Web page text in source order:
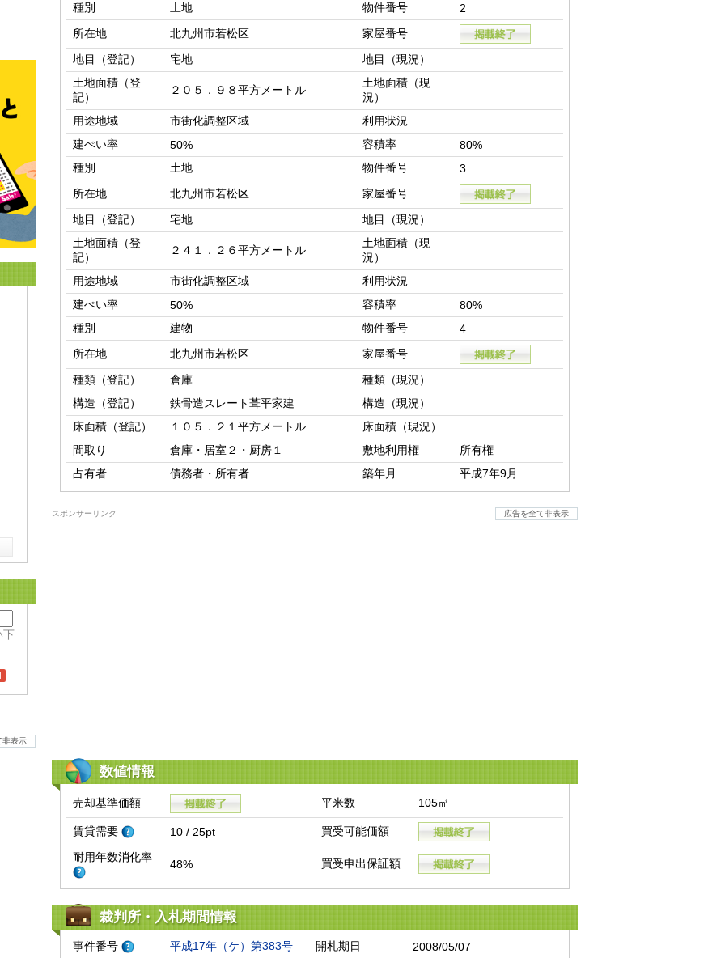
下
非表示
種別
土地 物件番号
2
所在地
北九州市若松区
家屋番号
地目（登記）
宅地
地目（現況）
土地面積（登
記）
２０５．９８平方メートル
土地面積（現
況）
用途地域
市街化調整区域
利用状況
建ぺい率
50% 容積率
80%
種別
土地 物件番号
3
所在地
北九州市若松区
家屋番号
地目（登記）
宅地
地目（現況）
土地面積（登
記）
２４１．２６平方メートル
土地面積（現
況）
用途地域
市街化調整区域
利用状況
建ぺい率
50% 容積率
80%
種別
建物 物件番号
4
所在地
北九州市若松区
家屋番号
種類（登記）
倉庫
種類（現況）
構造（登記）
鉄骨造スレート葺平家建
構造（現況）
床面積（登記）
１０５．２１平方メートル
床面積（現況）
間取り
倉庫・居室２・厨房１ 敷地利用権
所有権
占有者
債務者・所有者 築年月 平成7年9月
スポンサーリンク 広告を全て非表示
数値情報
売却基準価額 平米数 105㎡
賃貸需要 10 / 25pt
買受可能価額
耐用年数消化率
48% 買受申出保証額
裁判所・入札期間情報
事件番号 平成17年（ケ）第383号 開札期日
2008/05/07